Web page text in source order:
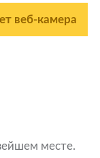
веб-камера
месте.